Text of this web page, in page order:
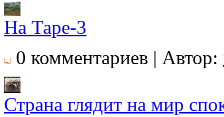
На Таре-3
0 комментариев | Автор:
Страна глядит на мир